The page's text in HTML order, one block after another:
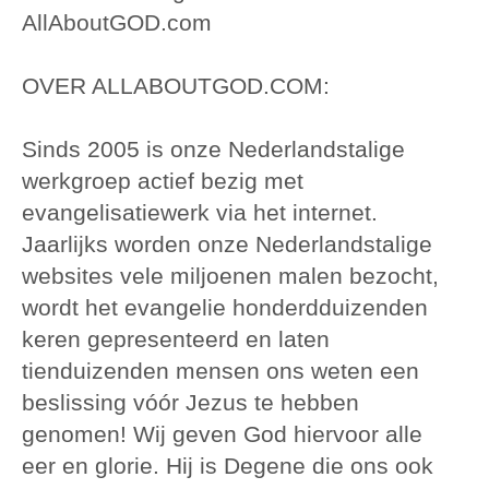
AllAboutGOD.com
OVER ALLABOUTGOD.COM:
Sinds 2005 is onze Nederlandstalige
werkgroep actief bezig met
evangelisatiewerk via het internet.
Jaarlijks worden onze Nederlandstalige
websites vele miljoenen malen bezocht,
wordt het evangelie honderdduizenden
keren gepresenteerd en laten
tienduizenden mensen ons weten een
beslissing vóór Jezus te hebben
genomen! Wij geven God hiervoor alle
eer en glorie. Hij is Degene die ons ook